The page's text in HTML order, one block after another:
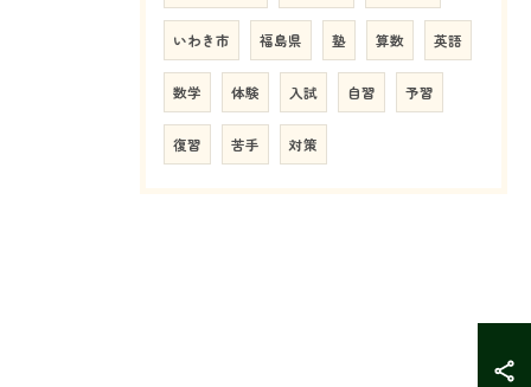
いわき市 福島県 塾 算数 英語
数学 体験 入試 自習 予習
復習 苦手 対策